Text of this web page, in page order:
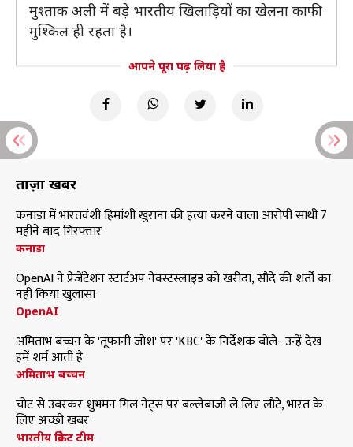
मुश्ताक अली में बड़े भारतीय खिलाड़ियों का खेलना काफी
मुश्किल ही रहता है।
आपने पूरा पढ़ लिया है
ताज़ा खबरें
कनाडा में भारतवंशी हिमांशी खुराना की हत्या करने वाला आरोपी साथी 7
महीने बाद गिरफ्तार
कनाडा
OpenAI ने प्रेजेंटेशन स्टार्टअप नेक्स्टस्लाइड को खरीदा, सौदे की शर्तों का
नहीं किया खुलासा
OpenAI
अमिताभ बच्चन के 'तूफानी जोश' पर 'KBC' के निर्देशक बोले- उन्हें देख
हमें शर्म आती है
अमिताभ बच्चन
चोट से उबरकर शुभमन गिल नेट्स पर बल्लेबाजी ले लिए लौटे, भारत के
लिए अच्छी खबर
भारतीय क्रिकेट टीम